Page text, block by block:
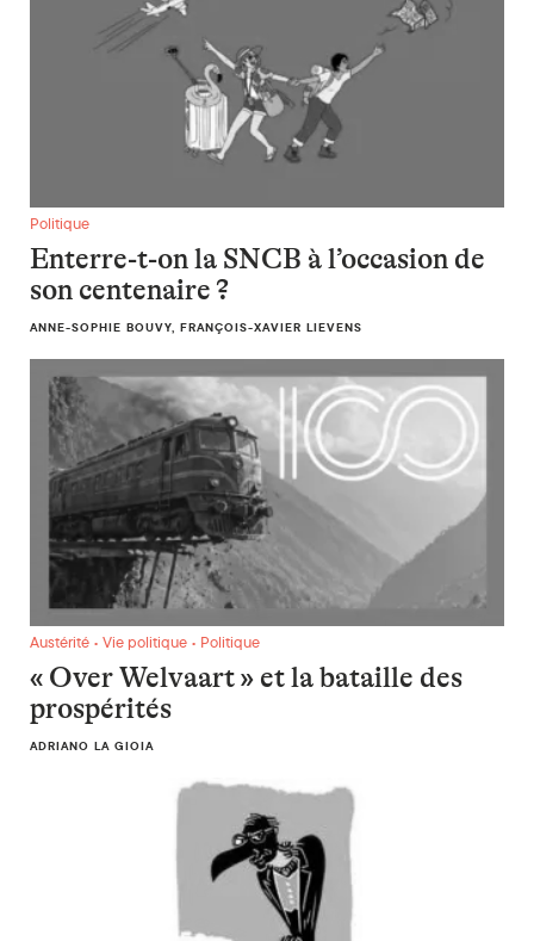
Enterre-t-on la SNCB à l’occasion de son centenaire ?
Politique
Enterre-t-on la SNCB à l’occasion de
son centenaire ?
ANNE-SOPHIE BOUVY, FRANÇOIS-XAVIER LIEVENS
« Over Welvaart » et la bataille des prospérités
Austérité • Vie politique • Politique
« Over Welvaart » et la bataille des
prospérités
ADRIANO LA GIOIA